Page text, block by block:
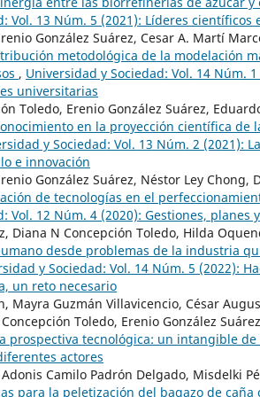
Vol. 13 Núm. 5 (2021): Líderes
González Suárez, Cesar A. Martí
metodológica de la modelación
, Universidad y Sociedad: Vol. 14 Núm.
universitarias
Toledo, Erenio González Suárez,
en la proyección científica
y Sociedad: Vol. 13 Núm. 2 (2021):
e innovación
González Suárez, Néstor Ley Chong,
de tecnologías en el
Vol. 12 Núm. 4 (2020): Gestiones, planes
Diana N Concepción Toledo, Hilda
desde problemas de la industria
y Sociedad: Vol. 14 Núm. 5 (2022):
un reto necesario
Mayra Guzmán Villavicencio, César
Toledo, Erenio González
prospectiva tecnológica: un intangible de
actores
Camilo Padrón Delgado, Misdelki
para la peletización del bagazo de